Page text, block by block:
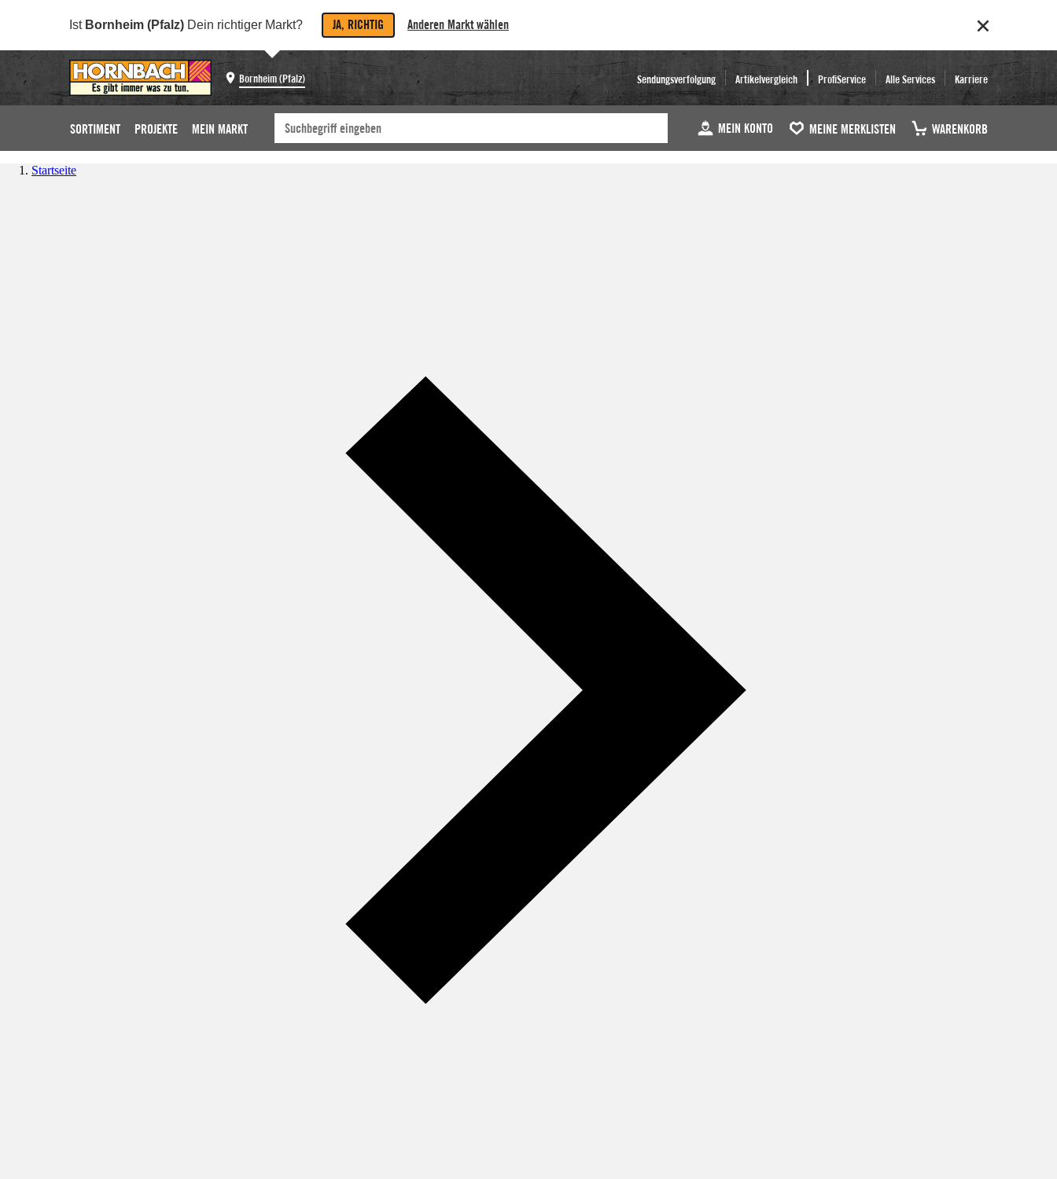
Ist Bornheim (Pfalz) Dein richtiger Markt? JA, RICHTIG Anderen Markt wählen
Bornheim (Pfalz) Sendungsverfolgung Artikelvergleich ProfiService Alle Services Karriere
SORTIMENT PROJEKTE MEIN MARKT MEIN KONTO MEINE MERKLISTEN WARENKORB
Startseite